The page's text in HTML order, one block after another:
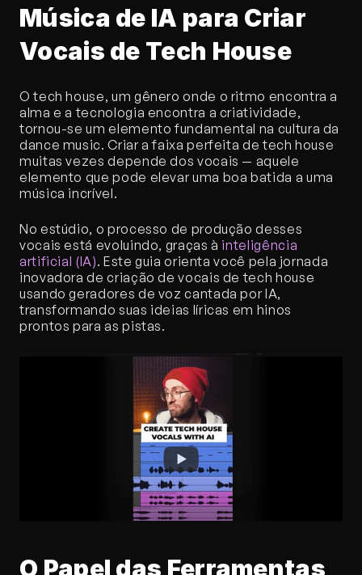
Música de IA para Criar
Vocais de Tech House
O tech house, um gênero onde o ritmo encontra a
alma e a tecnologia encontra a criatividade,
tornou-se um elemento fundamental na cultura da
dance music. Criar a faixa perfeita de tech house
muitas vezes depende dos vocais — aquele
elemento que pode elevar uma boa batida a uma
música incrível.
No estúdio, o processo de produção desses
vocais está evoluindo, graças à inteligência
artificial (IA). Este guia orienta você pela jornada
inovadora de criação de vocais de tech house
usando geradores de voz cantada por IA,
transformando suas ideias líricas em hinos
prontos para as pistas.
O Papel das Ferramentas